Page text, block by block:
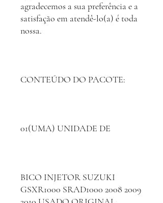
agradecemos a sua preferência e a
satisfação em atendê-lo(a) é toda
nossa.
CONTEÚDO DO PACOTE:
01(UMA) UNIDADE DE
BICO INJETOR SUZUKI
GSXR1000 SRAD1000 2008 2009